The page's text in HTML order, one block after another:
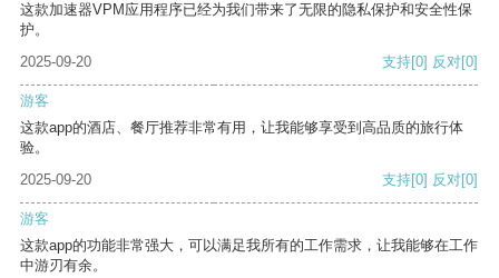
这款加速器VPM应用程序已经为我们带来了无限的隐私保护和安全性保
护。
2025-09-20
支持[0] 反对[0]
游客
这款app的酒店、餐厅推荐非常有用，让我能够享受到高品质的旅行体
验。
2025-09-20
支持[0] 反对[0]
游客
这款app的功能非常强大，可以满足我所有的工作需求，让我能够在工作
中游刃有余。